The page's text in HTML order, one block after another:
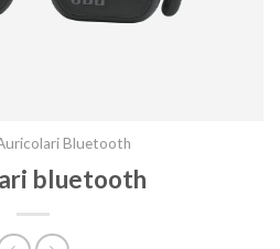
Bluetooth
bluetooth